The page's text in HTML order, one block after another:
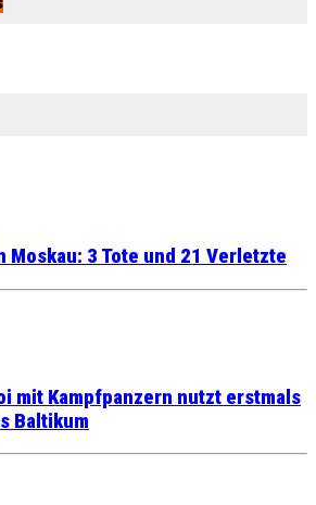
Moskau: 3 Tote und 21 Verletzte
mit Kampfpanzern nutzt erstmals
Baltikum